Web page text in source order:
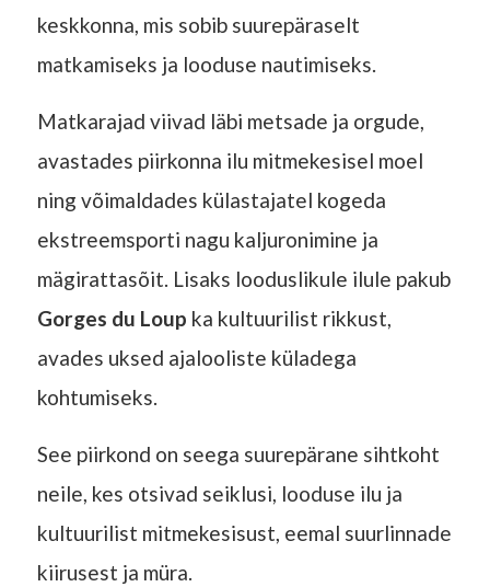
keskkonna, mis sobib suurepäraselt
matkamiseks ja looduse nautimiseks.
Matkarajad viivad läbi metsade ja orgude,
avastades piirkonna ilu mitmekesisel moel
ning võimaldades külastajatel kogeda
ekstreemsporti nagu kaljuronimine ja
mägirattasõit. Lisaks looduslikule ilule pakub
Gorges du Loup ka kultuurilist rikkust,
avades uksed ajalooliste küladega
kohtumiseks.
See piirkond on seega suurepärane sihtkoht
neile, kes otsivad seiklusi, looduse ilu ja
kultuurilist mitmekesisust, eemal suurlinnade
kiirusest ja müra.